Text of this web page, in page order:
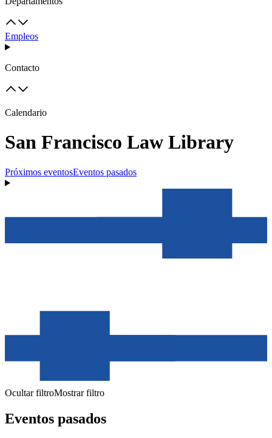
Empleos
Contacto
Calendario
San Francisco Law Library
Próximos eventosEventos pasados
Ocultar filtroMostrar filtro
Eventos pasados